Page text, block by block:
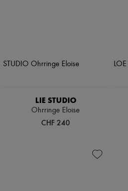
LIE STUDIO
Ohrringe Eloise
CHF 240